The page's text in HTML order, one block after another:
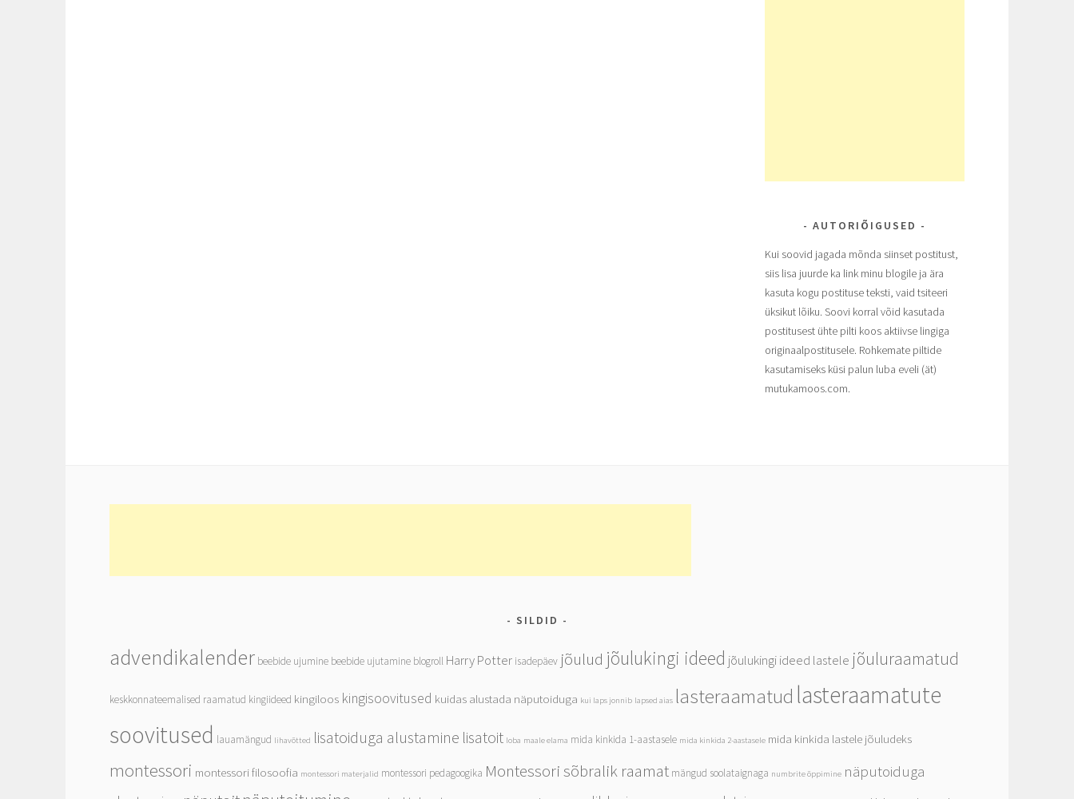
AUTORIÕIGUSED
Kui soovid jagada mõnda siinset postitust,
siis lisa juurde ka link minu blogile ja ära
kasuta kogu postituse teksti, vaid tsiteeri
üksikut lõiku. Soovi korral võid kasutada
postitusest ühte pilti koos aktiivse lingiga
originaalpostitusele. Rohkemate piltide
kasutamiseks küsi palun luba eveli (ät)
mutukamoos.com.
SILDID
advendikalender beebide ujumine beebide ujutamine blogroll Harry Potter isadepäev jõulud jõulukingi ideed jõulukingi ideed lastele jõuluraamatud
keskkonnateemalised raamatud kingiideed kingiloos kingisoovitused kuidas alustada näputoiduga kui laps jonnib lapsed aias lasteraamatud lasteraamatute
soovitused lauamängud lihavõtted lisatoiduga alustamine lisatoit loba maale elama mida kinkida 1-aastasele mida kinkida 2-aastasele mida kinkida lastele jõuludeks
montessori montessori filosoofia montessori materjalid montessori pedagoogika Montessori sõbralik raamat mängud soolataignaga numbrite õppimine näputoiduga